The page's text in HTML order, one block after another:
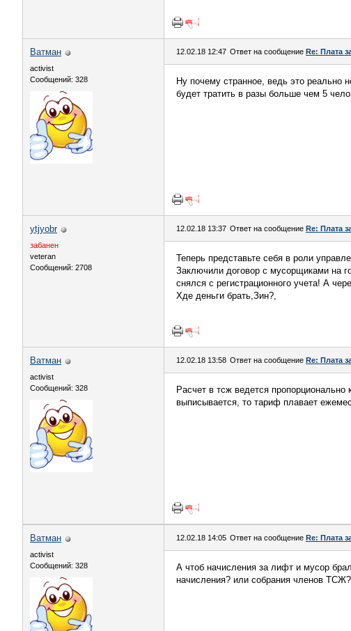
Ватман
activist
Сообщений: 328
12.02.18 12:47 Ответ на сообщение Re: Плата
Ну почему странное, ведь это реально
будет тратить в разы больше чем 5
ytjyobr
забанен
veteran
Сообщений: 2708
12.02.18 13:37 Ответ на сообщение Re: Плата
Теперь представьте себя в роли
Заключили договор с мусорщиками на
снялся с регистрационного учета! А
Хде деньги брать,Зин?,
Ватман
activist
Сообщений: 328
12.02.18 13:58 Ответ на сообщение Re: Плата
Расчет в тсж ведется
выписывается, то тариф плавает
Ватман
activist
Сообщений: 328
12.02.18 14:05 Ответ на сообщение Re: Плата
А чтоб начисления за лифт и мусор
начисления? или собрания членов ТСЖ?